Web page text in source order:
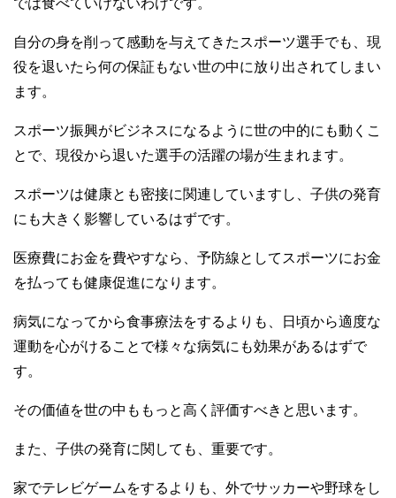
自分の身を削って感動を与えてきたスポーツ選手でも、現
役を退いたら何の保証もない世の中に放り出されてしまい
ます。
スポーツ振興がビジネスになるように世の中的にも動くこ
とで、現役から退いた選手の活躍の場が生まれます。
スポーツは健康とも密接に関連していますし、子供の発育
にも大きく影響しているはずです。
医療費にお金を費やすなら、予防線としてスポーツにお金
を払っても健康促進になります。
病気になってから食事療法をするよりも、日頃から適度な
運動を心がけることで様々な病気にも効果があるはずで
す。
その価値を世の中ももっと高く評価すべきと思います。
また、子供の発育に関しても、重要です。
家でテレビゲームをするよりも、外でサッカーや野球をし